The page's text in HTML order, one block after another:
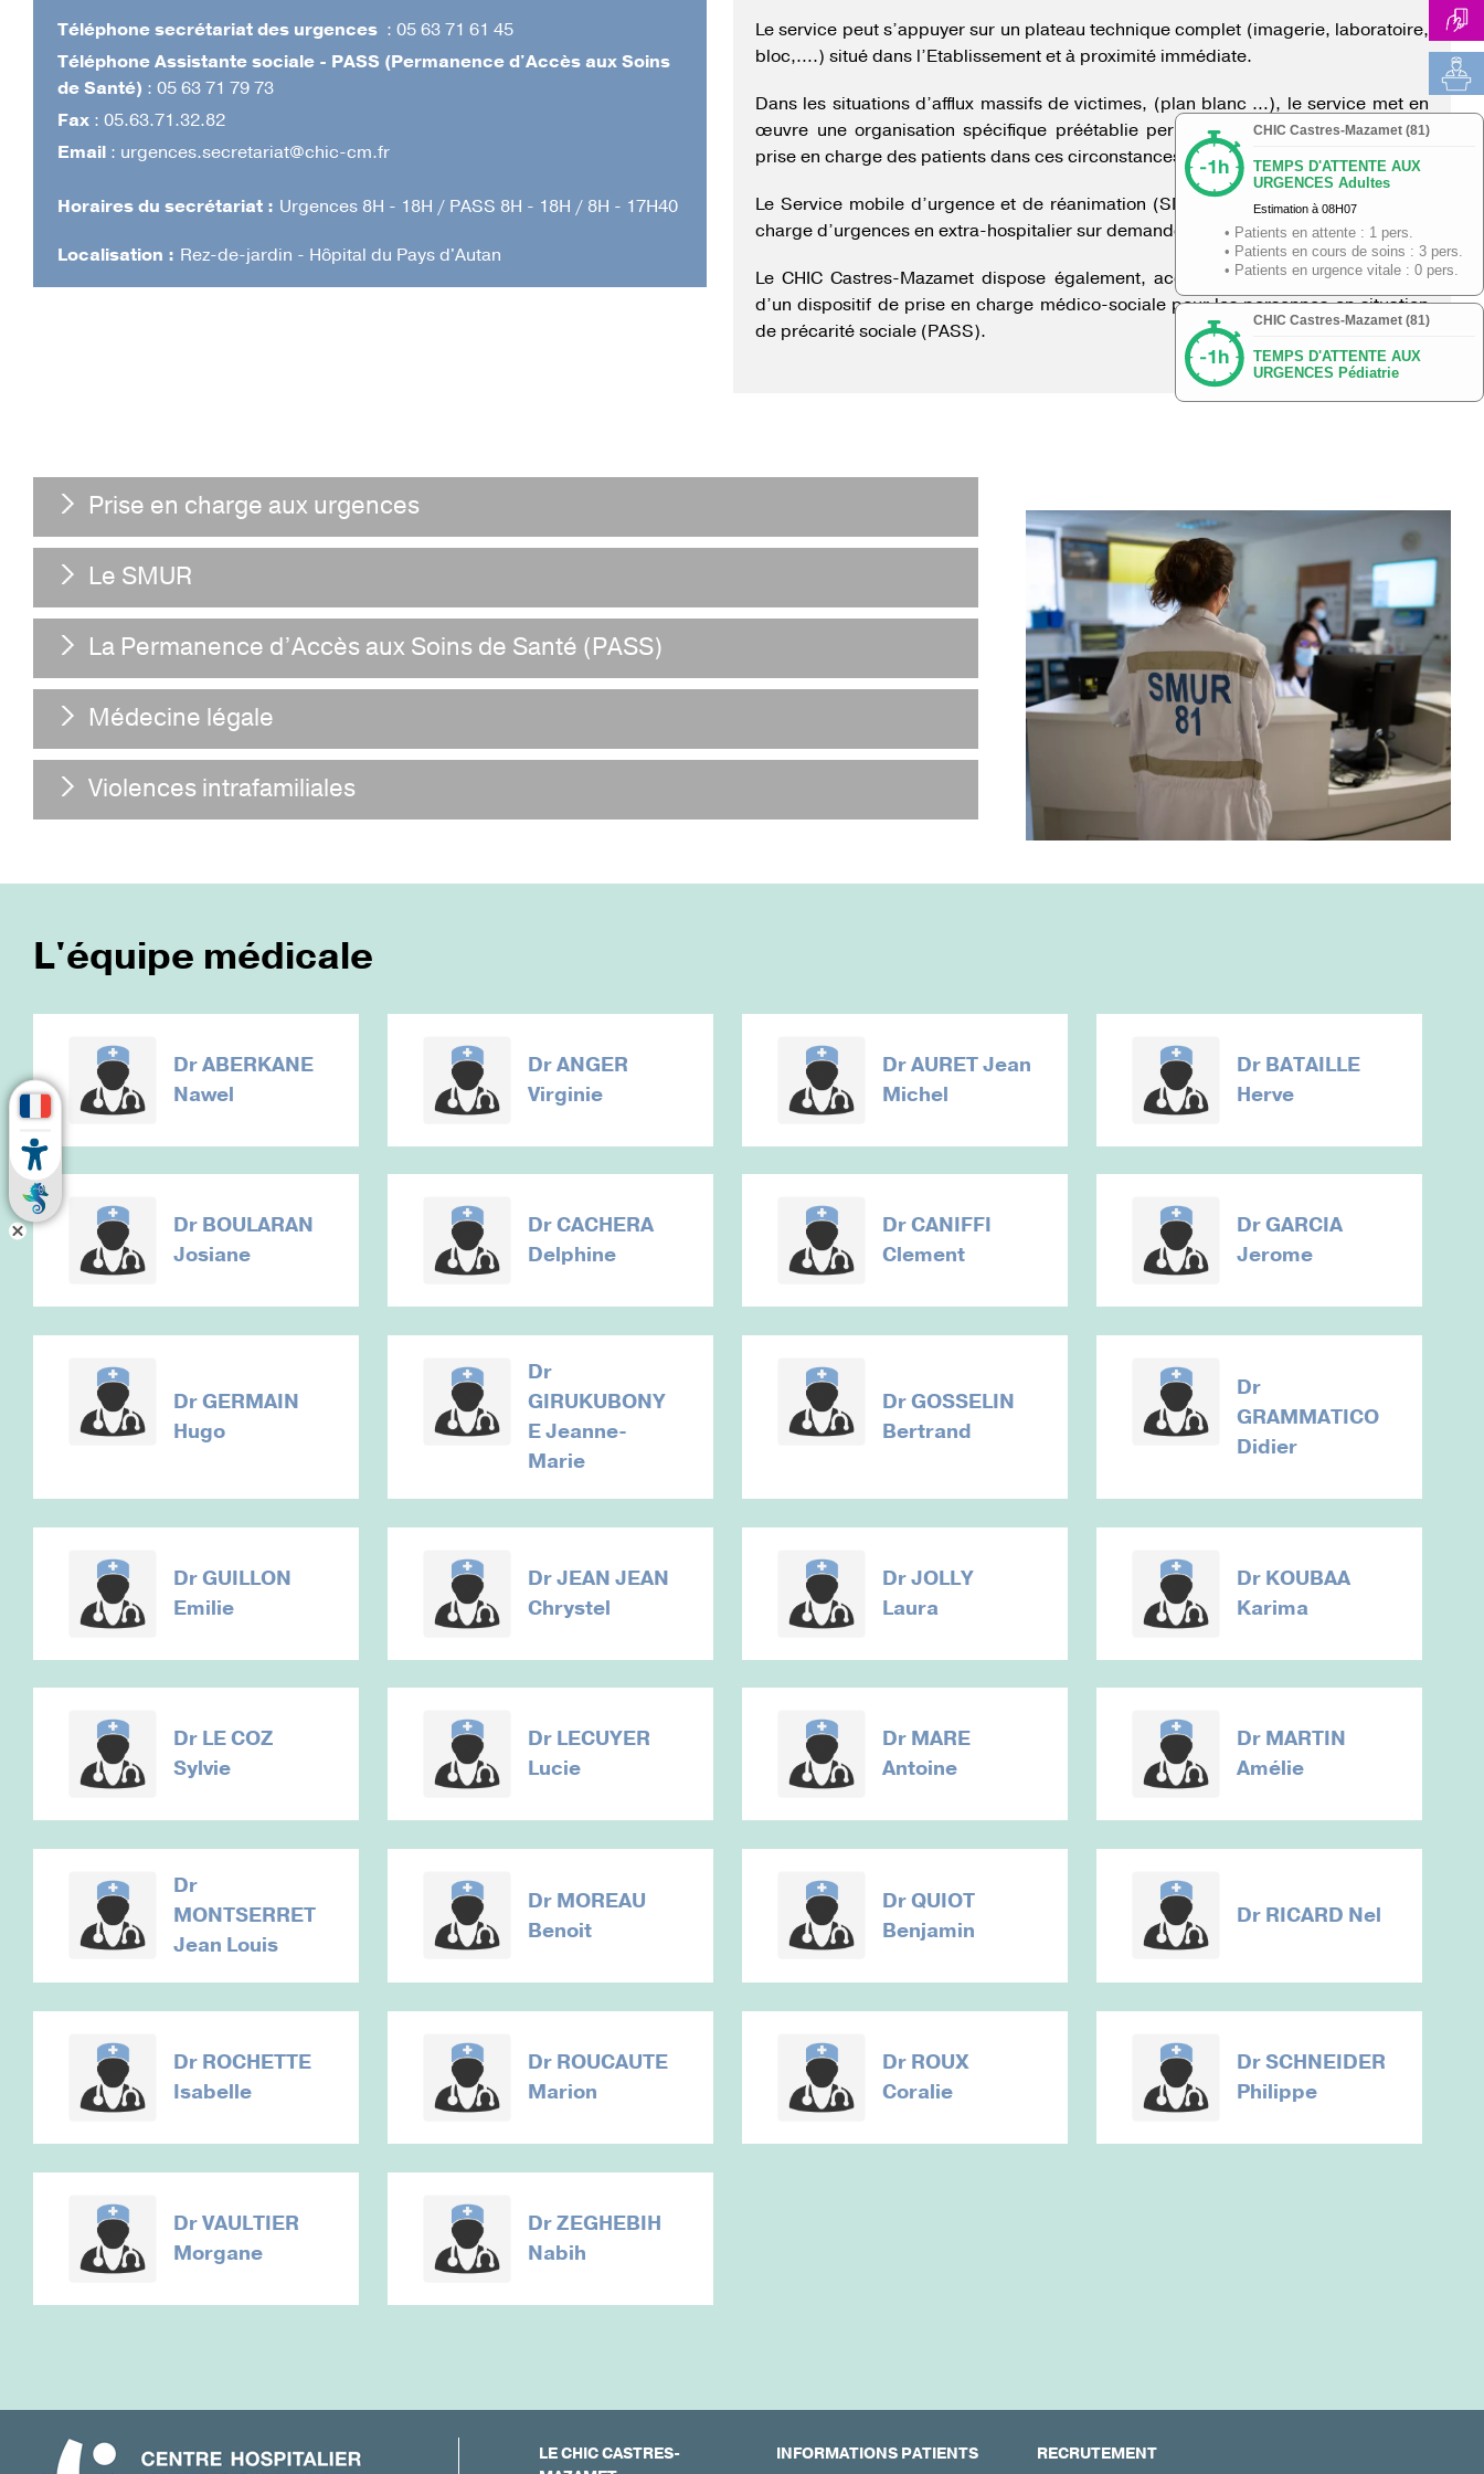
Téléphone secrétariat des urgences : 05 63 71 61 45
Téléphone Assistante sociale - PASS (Permanence d'Accès aux Soins
de Santé) : 05 63 71 79 73
Fax : 05.63.71.32.82
Email : urgences.secretariat@chic-cm.fr
Horaires du secrétariat : Urgences 8H - 18H / PASS 8H - 18H / 8H - 17H40
Localisation : Rez-de-jardin - Hôpital du Pays d'Autan
Le service peut s’appuyer sur un plateau technique complet (imagerie, laboratoire,
bloc,….) situé dans l’Etablissement et à proximité immédiate.
Dans les situations d’afflux massifs de victimes, (plan blanc …), le service met en
œuvre une organisation spécifique préétablie permettant d’assurer au mieux la
prise en charge des patients dans ces circonstances exceptionnelles.
Le Service mobile d’urgence et de réanimation (SMUR) assure H24 les prises en
charge d’urgences en extra-hospitalier sur demande du SAMU 81 – Centre 15.
Le CHIC Castres-Mazamet dispose également, accolé au service des urgences,
d’un dispositif de prise en charge médico-sociale pour les personnes en situation
de précarité sociale (PASS).
Prise en charge aux urgences
Le SMUR
La Permanence d’Accès aux Soins de Santé (PASS)
Médecine légale
Violences intrafamiliales
L'équipe médicale
DrABERKANE
Nawel
DrANGER
Virginie
DrAURET Jean
Michel
Dr BATAILLE
Herve
Dr BOULARAN
Josiane
DrCACHERA
Delphine
DrCANIFFI
Clement
DrGARCIA
Jerome
DrGERMAIN
Hugo
Dr
GIRUKUBONY
E Jeanne-
Marie
DrGOSSELIN
Bertrand
Dr
GRAMMATICO
Didier
DrGUILLON
Emilie
DrJEAN JEAN
Chrystel
DrJOLLY
Laura
Dr KOUBAA
Karima
Dr LE COZ
Sylvie
Dr LECUYER
Lucie
Dr MARE
Antoine
Dr MARTIN
Amélie
Dr
MONTSERRET
Jean Louis
Dr MOREAU
Benoit
DrQUIOT
Benjamin
Dr RICARD Nel
Dr ROCHETTE
Isabelle
Dr ROUCAUTE
Marion
Dr ROUX
Coralie
DrSCHNEIDER
Philippe
DrVAULTIER
Morgane
DrZEGHEBIH
Nabih
LE CHIC CASTRES-
INFORMATIONS PATIENTS RECRUTEMENT